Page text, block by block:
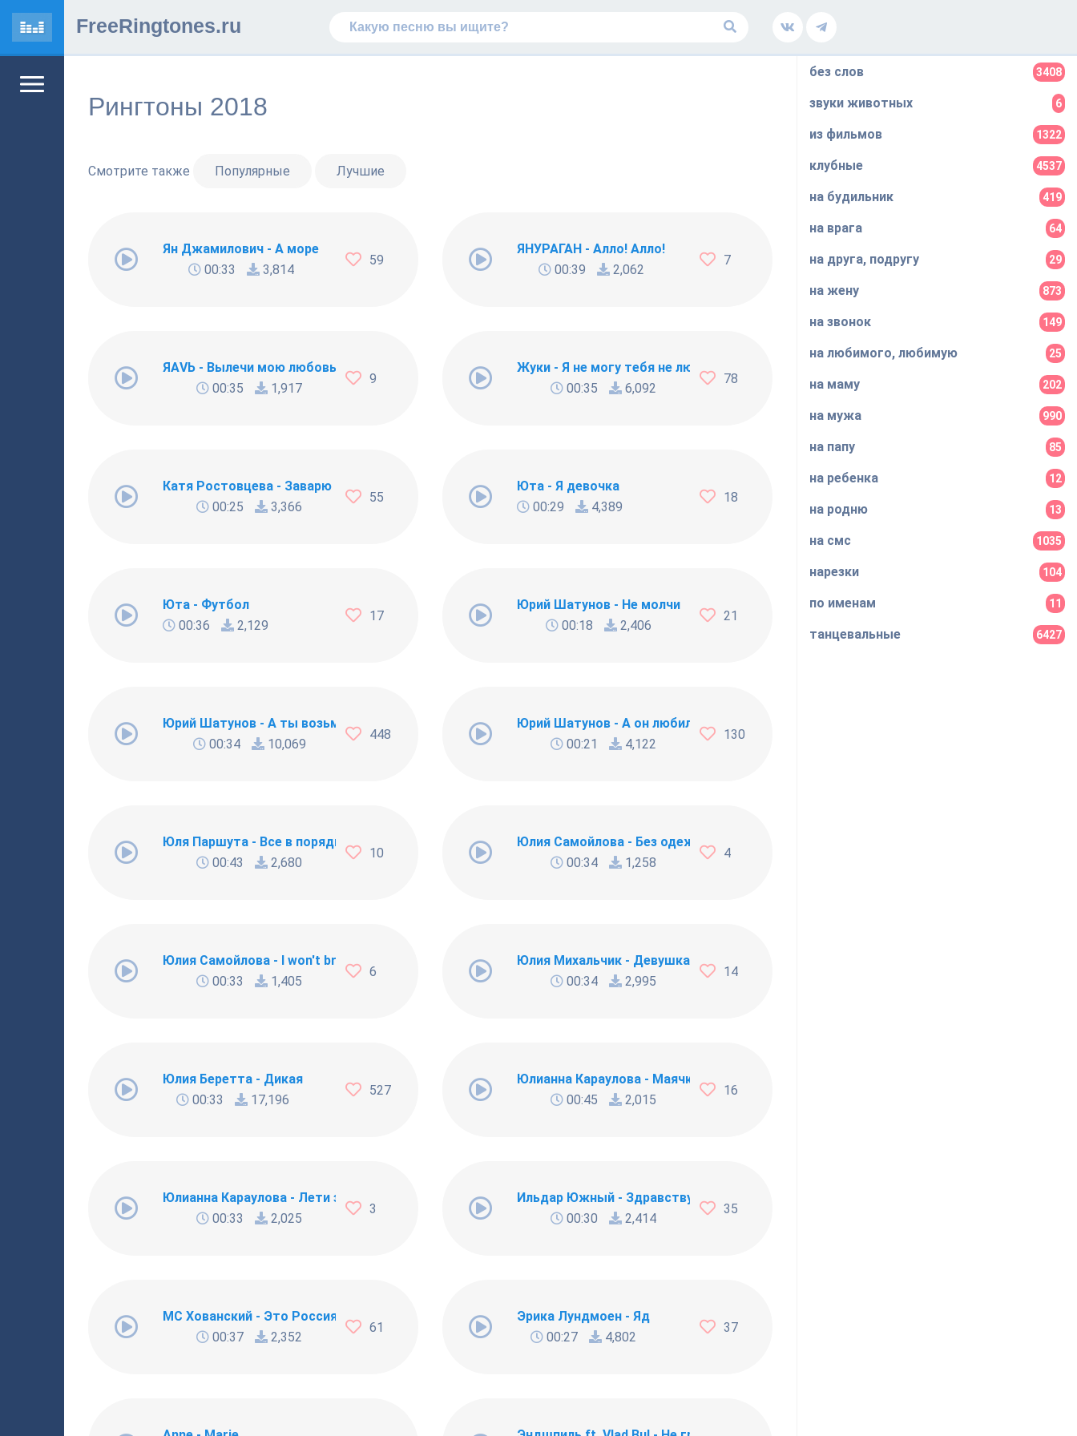
FreeRingtones.ru
Рингтоны 2018
Смотрите также Популярные Лучшие
Ян Джамилович - А море
00:33
3,814
59
ЯНУРАГАН - Алло! Алло!
00:39
2,062
7
ЯАVЬ - Вылечи мою любовь
00:35
1,917
9
Жуки - Я не могу тебя не любить
00:35
6,092
78
Катя Ростовцева - Заварю чаю
00:25
3,366
55
Юта - Я девочка
00:29
4,389
18
Юта - Футбол
00:36
2,129
17
Юрий Шатунов - Не молчи
00:18
2,406
21
Юрий Шатунов - А ты возьми и позвони
00:34
10,069
448
Юрий Шатунов - А он любил
00:21
4,122
130
Юля Паршута - Все в порядке
00:43
2,680
10
Юлия Самойлова - Без одежд
00:34
1,258
4
Юлия Самойлова - I won't break
00:33
1,405
6
Юлия Михальчик - Девушка простая
00:34
2,995
14
Юлия Беретта - Дикая
00:33
17,196
527
Юлианна Караулова - Маячки
00:45
2,015
16
Юлианна Караулова - Лети за мной
00:33
2,025
3
Ильдар Южный - Здравствуй, девочка свобода!
00:30
2,414
35
МС Хованский - Это Россия (пародия This is America)
00:37
2,352
61
Эрика Лундмоен - Яд
00:27
4,802
37
без слов 3408
звуки животных 6
из фильмов 1322
клубные 4537
на будильник 419
на врага 64
на друга, подругу 29
на жену 873
на звонок 149
на любимого, любимую 25
на маму 202
на мужа 990
на папу 85
на ребенка 12
на родню 13
на смс 1035
нарезки 104
по именам 11
танцевальные 6427